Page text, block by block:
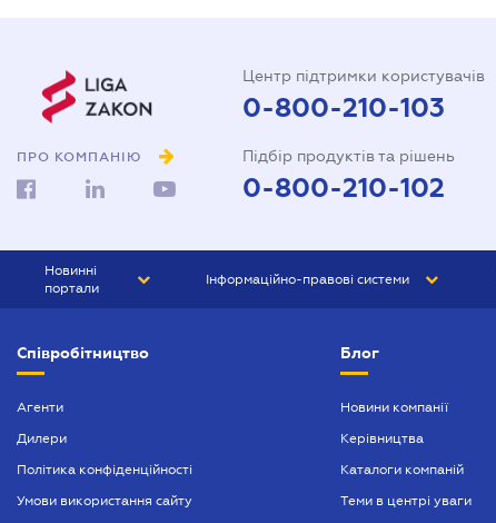
ПРО КОМПАНІЮ
Центр підтримки користувачів
0-800-210-103
Підбір продуктів та рішень
0-800-210-102
Новинні
портали
БІЗНЕС
Інформаційно-правові системи
БУХГАЛТЕР ПРОФ
Співробітництво
Агенти
Дилери
Політика конфіденційності
Умови використання сайту
Блог
Новини компанії
Керівництва
Каталоги компаній
Теми в центрі уваги